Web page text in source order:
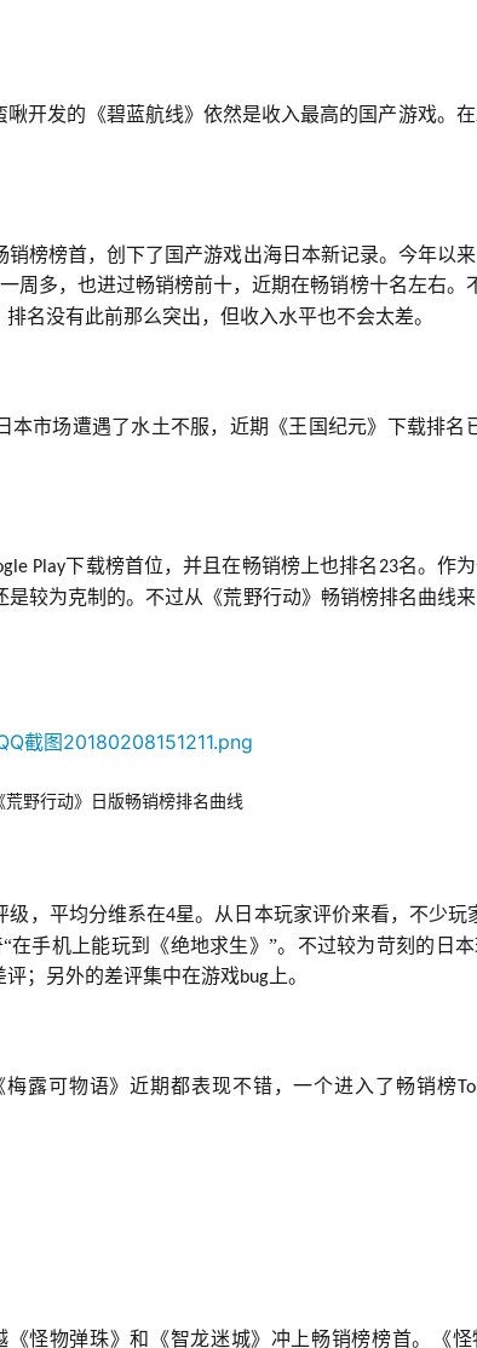
开发的《碧蓝航线》依然是收入最高的国产游戏。在
榜榜首，创下了国产游戏出海日本新记录。今年以来
周多，也进过畅销榜前十，近期在畅销榜十名左右。
名没有此前那么突出，但收入水平也不会太差。
市场遭遇了水土不服，近期《王国纪元》下载排名
Play下载榜首位，并且在畅销榜上也排名23名。作
较为克制的。不过从《荒野行动》畅销榜排名曲线
荒野行动》日版畅销榜排名曲线
级，平均分维系在4星。从日本玩家评价来看，不少玩
在手机上能玩到《绝地求生》”。不过较为苛刻的日
；另外的差评集中在游戏bug 上。
露可物语》近期都表现不错，一个进入了畅销榜
《怪物弹珠》和《智龙迷城》冲上畅销榜榜首。《